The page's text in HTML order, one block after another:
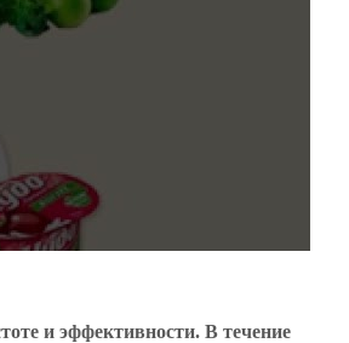
и эффективности. В течение